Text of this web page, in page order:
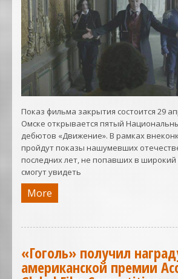
Показ фильма закрытия состоится 29
Омске открывается пятый
дебютов «Движение». В рамках
пройдут показы нашумевших
последних лет, не попавших в широкий
смогут увидеть
More
«Гоголь» получил
американской премии